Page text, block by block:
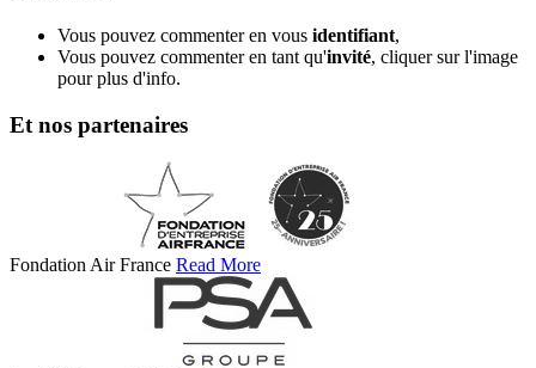
Vous pouvez commenter en vous identifiant,
Vous pouvez commenter en tant qu'invité, cliquer sur l'image
pour plus d'info.
Et nos partenaires
Fondation Air France Read More